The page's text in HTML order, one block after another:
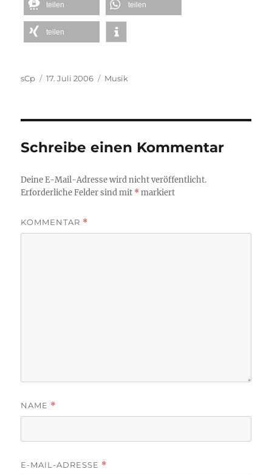
teilen teilen
teilen
Autor
sCp
Veröffentlicht
17. Juli 2006 Kategorien
Musik
Schreibe einen Kommentar
Deine E-Mail-Adresse wird nicht veröffentlicht.
Erforderliche Felder sind mit *markiert
KOMMENTAR *
NAME *
E-MAIL-ADRESSE *